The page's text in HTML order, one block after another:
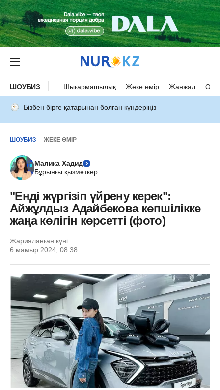
ШОУБИЗ Шығармашылық Жеке өмір Жанжал
Бізбен бірге қатарынан болған күндеріңіз
ШОУБИЗ ЖЕКЕ ӨМІР
Малика Хадид
Бұрынғы қызметкер
"Енді жүргізіп үйрену керек":
Айжұлдыз Адайбекова көпшілікке
жаңа көлігін көрсетті (фото)
Жарияланған күні:
6 мамыр 2024, 08:38